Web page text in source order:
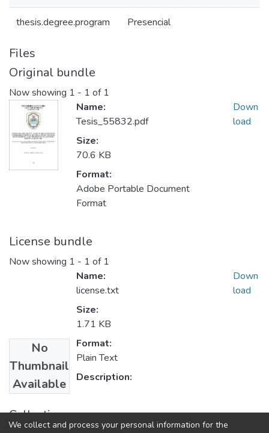
thesis.degree.program Presencial
Files
Original bundle
Now showing 1 - 1 of 1
Name:
Tesis_55832.pdf
Size:
70.6 KB
Format:
Adobe Portable Document
Format
Down
load
License bundle
Now showing 1 - 1 of 1
No
Thumbnail
Available
Name:
license.txt
Size:
1.71 KB
Format:
Plain Text
Description:
Down
load
Collections
We collect and process your personal information for the